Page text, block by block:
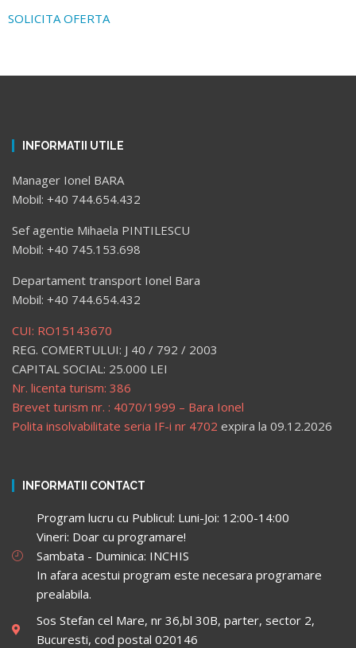
SOLICITA OFERTA
INFORMATII UTILE
Manager Ionel BARA
Mobil: +40 744.654.432
Sef agentie Mihaela PINTILESCU
Mobil: +40 745.153.698
Departament transport Ionel Bara
Mobil: +40 744.654.432
CUI: RO15143670
REG. COMERTULUI: J 40 / 792 / 2003
CAPITAL SOCIAL: 25.000 LEI
Nr. licenta turism: 386
Brevet turism nr. : 4070/1999 – Bara Ionel
Polita insolvabilitate seria IF-i nr 4702 expira la 09.12.2026
INFORMATII CONTACT
Program lucru cu Publicul: Luni-Joi: 12:00-14:00
Vineri: Doar cu programare!
Sambata - Duminica: INCHIS
In afara acestui program este necesara programare
prealabila.
Sos Stefan cel Mare, nr 36,bl 30B, parter, sector 2,
Bucuresti, cod postal 020146